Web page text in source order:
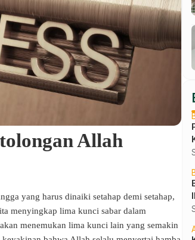
Allah
yang harus dinaiki setahap demi setahap,
menyingkap lima kunci sabar dalam
menemukan lima kunci lain yang semakin